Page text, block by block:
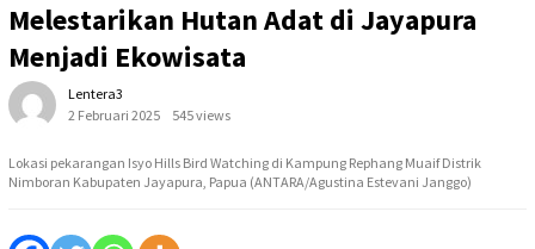
Melestarikan Hutan Adat di Jayapura
Menjadi Ekowisata
Lentera3
2 Februari 2025
545 views
Lokasi pekarangan Isyo Hills Bird Watching di Kampung Rephang Muaif Distrik
Nimboran Kabupaten Jayapura, Papua (ANTARA/Agustina Estevani Janggo)